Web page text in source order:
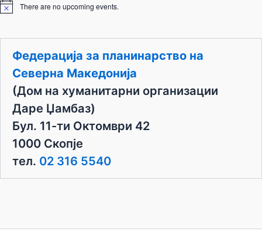
N
i
There are no upcoming events.
Федерација за планинарство на
Северна Македонија
(Дом на хуманитарни организации
Даре Џамбаз)
Бул. 11-ти Октомври 42
1000 Скопје
тел. 02 316 5540